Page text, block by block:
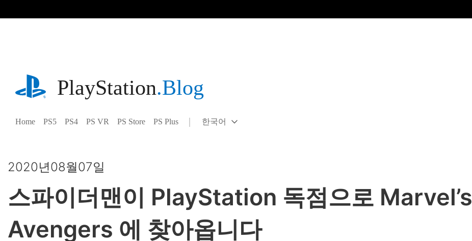
playstation.com
PlayStation.Blog
Home PS5 PS4 PS VR PS Store PS Plus
Select
Current
한국어
2020년08월07일
스파이더맨이 PlayStation 독점으로 Marvel’s
Avengers 에 찾아옵니다